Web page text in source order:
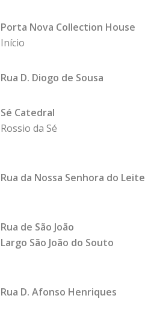
Porta Nova Collection House
Início
Rua D. Diogo de Sousa
Sé Catedral
Rossio da Sé
Rua da Nossa Senhora do Leite
Rua de São João
Largo São João do Souto
Rua D. Afonso Henriques